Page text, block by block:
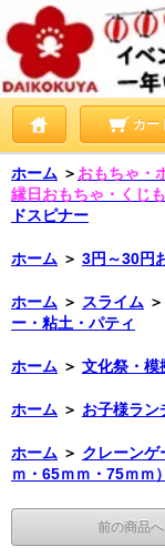
カー
ホーム ＞ おもちゃ・
縁日おもちゃ・くじ
ドスピナー
ホーム ＞ 3円～30円
ホーム ＞ スライム ＞
ー・粘土・パティ
ホーム ＞ 文化祭・模
ホーム ＞ お子様ラン
ホーム ＞ クレーンゲ
ｍ・65ｍｍ・75ｍｍ）
前の商品へ